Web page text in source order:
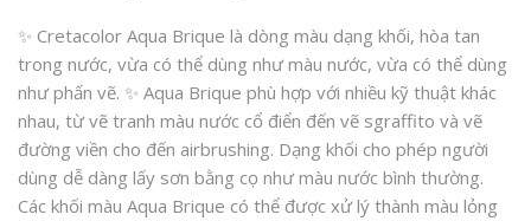
✨ Cretacolor Aqua Brique là dòng màu dạng khối, hòa tan
trong nước, vừa có thể dùng như màu nước, vừa có thể dùng
như phấn vẽ. ✨ Aqua Brique phù hợp với nhiều kỹ thuật khác
nhau, từ vẽ tranh màu nước cổ điển đến vẽ sgraffito và vẽ
đường viền cho đến airbrushing. Dạng khối cho phép người
dùng dễ dàng lấy sơn bằng cọ như màu nước bình thường.
Các khối màu Aqua Brique có thể được xử lý thành màu lỏng